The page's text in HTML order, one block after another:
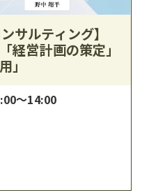
サルティング】
経営計画の策定」
」
〜14:00